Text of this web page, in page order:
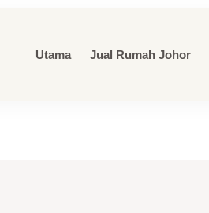
Utama Jual Rumah Johor